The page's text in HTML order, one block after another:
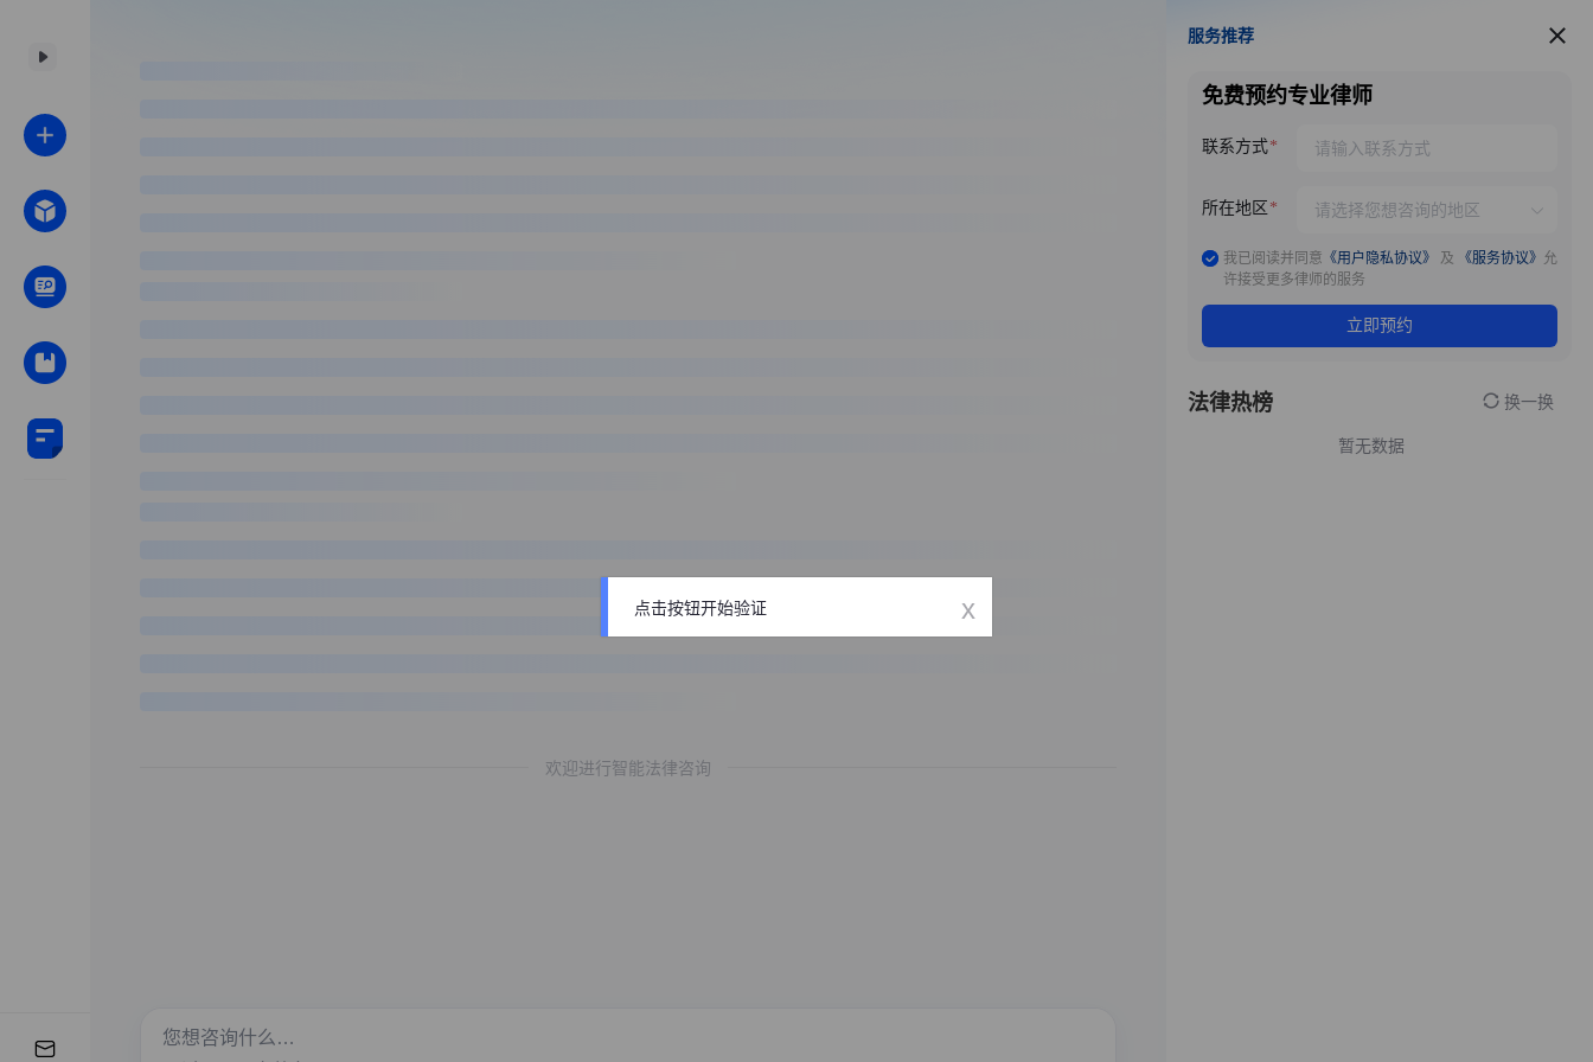
欢迎进行智能法律咨询
服务推荐
服务推荐
免费预约专业律师
联系方式
所在地区
我已阅读并同意 《用户隐私协议》 及 《服务协议》 允
许接受更多律师的服务
立即预约
法律热榜 换一换
暂无数据
点击按钮开始验证 x